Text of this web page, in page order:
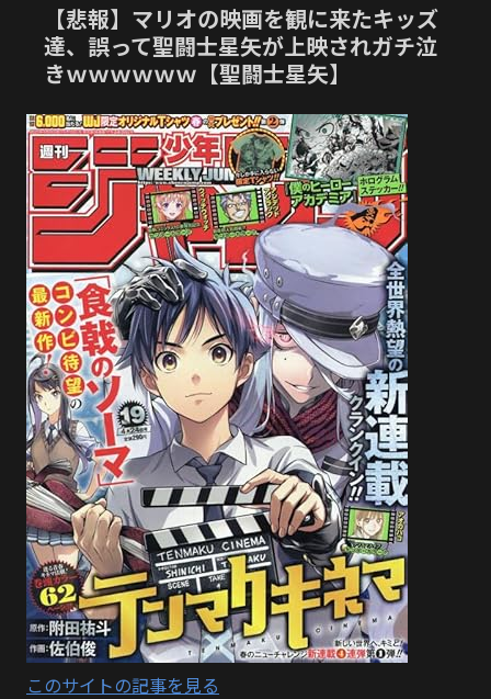
【悲報】マリオの映画を観に来たキッズ
達、誤って聖闘士星矢が上映されガチ泣
きｗｗｗｗｗｗ【聖闘士星矢】
このサイトの記事を見る